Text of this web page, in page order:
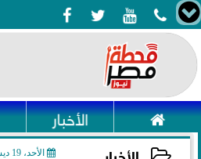
   
 الأخبار
الأحد، 19 ديسمبر 2021